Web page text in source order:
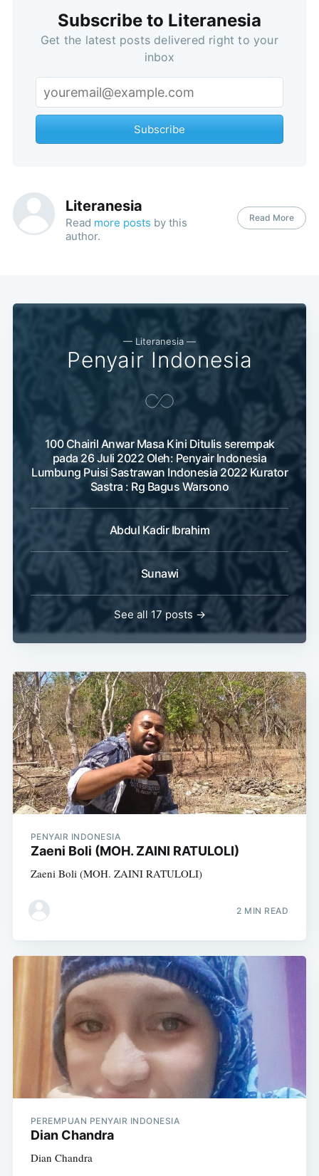
Subscribe to Literanesia
Get the latest posts delivered right to your
inbox
Subscribe
Literanesia
Read more posts by this
author.
Read More
— Literanesia —
Penyair Indonesia
100 Chairil Anwar Masa Kini Ditulis serempak
pada 26 Juli 2022 Oleh: Penyair Indonesia
Lumbung Puisi Sastrawan Indonesia 2022 Kurator
Sastra : Rg Bagus Warsono
Abdul Kadir Ibrahim
Sunawi
See all 17 posts →
PENYAIR INDONESIA
Zaeni Boli (MOH. ZAINI RATULOLI)
Zaeni Boli (MOH. ZAINI RATULOLI)
2 MIN READ
PEREMPUAN PENYAIR INDONESIA
Dian Chandra
Dian Chandra